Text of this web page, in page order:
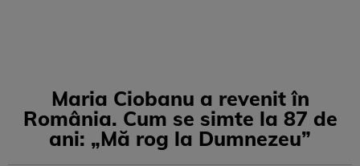
Maria Ciobanu a revenit în
România. Cum se simte la 87 de
ani: „Mă rog la Dumnezeu”